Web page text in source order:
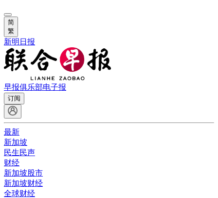
简
繁
新明日报
早报俱乐部电子报
订阅
最新
新加坡
民生民声
财经
新加坡股市
新加坡财经
全球财经